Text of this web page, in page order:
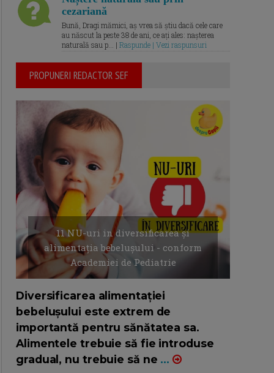
cezariană
Bună, Dragi mămici, aș vrea să știu dacă cele care
au născut la peste 38 de ani, ce ați ales: nașterea
naturală sau p... | Raspunde | Vezi raspunsuri
PROPUNERI REDACTOR SEF
11 NU-uri in diversificarea și
alimentația bebelușului - conform
Academiei de Pediatrie
Diversificarea alimentației
bebelușului este extrem de
importantă pentru sănătatea sa.
Alimentele trebuie să fie introduse
gradual, nu trebuie să ne ...